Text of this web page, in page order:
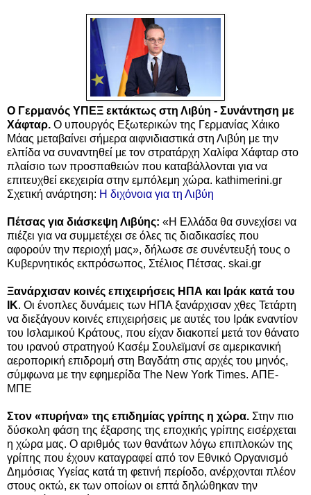
Ο Γερμανός ΥΠΕΞ εκτάκτως στη Λιβύη - Συνάντηση με
Χάφταρ. Ο υπουργός Εξωτερικών της Γερμανίας Χάικο
Μάας μεταβαίνει σήμερα αιφνιδιαστικά στη Λιβύη με την
ελπίδα να συναντηθεί με τον στρατάρχη Χαλίφα Χάφταρ στο
πλαίσιο των προσπαθειών που καταβάλλονται για να
επιτευχθεί εκεχειρία στην εμπόλεμη χώρα. kathimerini.gr
Σχετική ανάρτηση: Η διχόνοια για τη Λιβύη
Πέτσας για διάσκεψη Λιβύης: «Η Ελλάδα θα συνεχίσει να
πιέζει για να συμμετέχει σε όλες τις διαδικασίες που
αφορούν την περιοχή μας», δήλωσε σε συνέντευξή τους ο
Κυβερνητικός εκπρόσωπος, Στέλιος Πέτσας. skai.gr
Ξανάρχισαν κοινές επιχειρήσεις ΗΠΑ και Ιράκ κατά του
ΙΚ. Οι ένοπλες δυνάμεις των ΗΠΑ ξανάρχισαν χθες Τετάρτη
να διεξάγουν κοινές επιχειρήσεις με αυτές του Ιράκ εναντίον
του Ισλαμικού Κράτους, που είχαν διακοπεί μετά τον θάνατο
του ιρανού στρατηγού Κασέμ Σουλεϊμανί σε αμερικανική
αεροπορική επιδρομή στη Βαγδάτη στις αρχές του μηνός,
σύμφωνα με την εφημερίδα The New York Times. ΑΠΕ-
ΜΠΕ
Στον «πυρήνα» της επιδημίας γρίπης η χώρα. Στην πιο
δύσκολη φάση της έξαρσης της εποχικής γρίπης εισέρχεται
η χώρα μας. Ο αριθμός των θανάτων λόγω επιπλοκών της
γρίπης που έχουν καταγραφεί από τον Εθνικό Οργανισμό
Δημόσιας Υγείας κατά τη φετινή περίοδο, ανέρχονται πλέον
στους οκτώ, εκ των οποίων οι επτά δηλώθηκαν την